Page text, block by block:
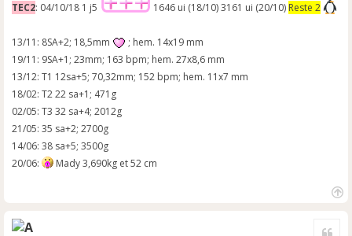
TEC2: 04/10/18 1 j5 1646 ui (18/10) 3161 ui (20/10) Reste 2
13/11: 8SA+2; 18,5mm
; hem. 14x19 mm
19/11: 9SA+1; 23mm; 163 bpm; hem. 27x8,6 mm
13/12: T1 12sa+5; 70,32mm; 152 bpm; hem. 11x7 mm
18/02: T2 22 sa+1; 471g
02/05: T3 32 sa+4; 2012g
21/05: 35 sa+2; 2700g
14/06: 38 sa+5; 3500g
20/06:
Mady 3,690kg et 52 cm